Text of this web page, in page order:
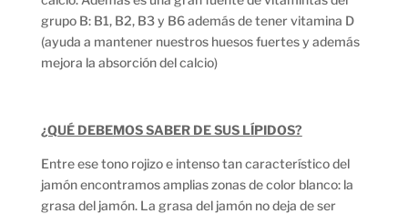
grupo B: B1, B2, B3 y B6 además de tener vitamina D
(ayuda a mantener nuestros huesos fuertes y además
mejora la absorción del calcio)
¿QUÉ DEBEMOS SABER DE SUS LÍPIDOS?
Entre ese tono rojizo e intenso tan característico del
jamón encontramos amplias zonas de color blanco: la
grasa del jamón. La grasa del jamón no deja de ser